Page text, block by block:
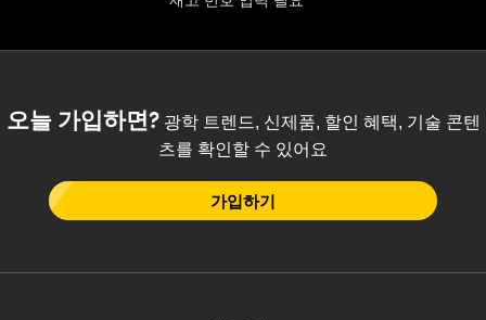
오늘 가입하면?광학 트렌드, 신제품, 할인 혜택, 기술 콘텐
츠를 확인할 수 있어요
가입하기